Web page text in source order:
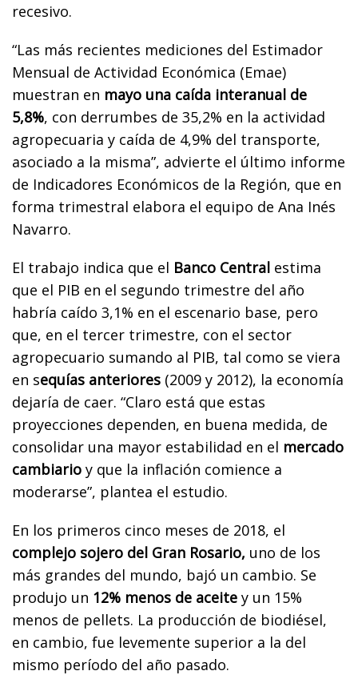
recesivo.
“Las más recientes mediciones del Estimador
Mensual de Actividad Económica (Emae)
muestran en mayo una caída interanual de
5,8%, con derrumbes de 35,2% en la actividad
agropecuaria y caída de 4,9% del transporte,
asociado a la misma”, advierte el último informe
de Indicadores Económicos de la Región, que en
forma trimestral elabora el equipo de Ana Inés
Navarro.
El trabajo indica que el Banco Central estima
que el PIB en el segundo trimestre del año
habría caído 3,1% en el escenario base, pero
que, en el tercer trimestre, con el sector
agropecuario sumando al PIB, tal como se viera
en sequías anteriores (2009 y 2012), la economía
dejaría de caer. “Claro está que estas
proyecciones dependen, en buena medida, de
consolidar una mayor estabilidad en el mercado
cambiario y que la inflación comience a
moderarse”, plantea el estudio.
En los primeros cinco meses de 2018, el
complejo sojero del Gran Rosario, uno de los
más grandes del mundo, bajó un cambio. Se
produjo un 12% menos de aceite y un 15%
menos de pellets. La producción de biodiésel,
en cambio, fue levemente superior a la del
mismo período del año pasado.